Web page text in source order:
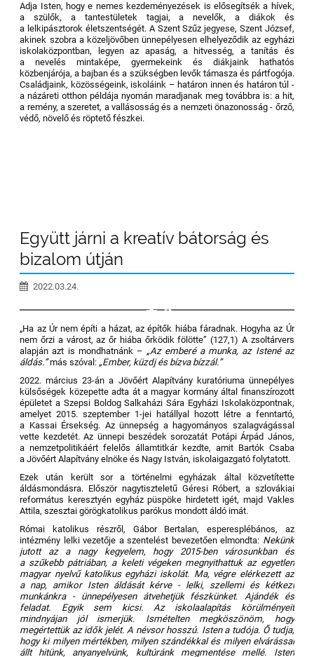
Adja Isten, hogy e nemes kezdeményezések is elősegítsék a hívek,
a szülők, a tantestületek tagjai, a nevelők, a diákok és
a lelkipásztorok életszentségét. A Szent Szűz jegyese, Szent József,
akinek szobra a közeljövőben ünnepélyesen elhelyeződik az egyházi
iskolaközpontban, legyen az apaság, a hitvesség, a tanítás és
a nevelés mintaképe, gyermekeink és diákjaink hathatós
közbenjárója, a bajban és a szükségben levők támasza és pártfogója.
Családjaink, közösségeink, iskoláink – határon innen és határon túl -
a názáreti otthon példája nyomán maradjanak meg továbbra is: a hit,
a remény, a szeretet, a vallásosság és a nemzeti önazonosság - őrző,
védő, növelő és röptető fészkei.
Együtt járni a kreatív bátorság és
bizalom útján
2022.03.24.
3
„Ha az Úr nem építi a házat, az építők hiába fáradnak. Hogyha az Úr
nem őrzi a várost, az őr hiába őrködik fölötte” (127,1) A zsoltárvers
alapján azt is mondhatnánk – „Az emberé a munka, az Istené az
áldás.”más szóval: „Ember, küzdj és bízva bízzál.”
2022. március 23-án a Jövőért Alapítvány kuratóriuma ünnepélyes
külsőségek közepette adta át a magyar kormány által finanszírozott
épületet a Szepsi Boldog Salkaházi Sára Egyházi Iskolaközpontnak,
amelyet 2015. szeptember 1-jei hatállyal hozott létre a fenntartó,
a Kassai Érsekség. Az ünnepség a hagyományos szalagvágással
vette kezdetét. Az ünnepi beszédek sorozatát Potápi Árpád János,
a nemzetpolitikáért felelős államtitkár kezdte, amit Bartók Csaba
a Jövőért Alapítvány elnöke és Nagy István, iskolaigazgató folytatott.
Ezek után került sor a történelmi egyházak által közvetítette
áldásmondásra. Először nagytiszteletű Géresi Róbert, a szlovákiai
református keresztyén egyház püspöke hirdetett igét, majd Vakles
Attila, szesztai görögkatolikus parókus mondott áldó imát.
Római katolikus részről, Gábor Bertalan, esperesplébános, az
intézmény lelki vezetője a szentelést bevezetően elmondta: Nekünk
jutott az a nagy kegyelem, hogy 2015-ben városunkban és
a szűkebb pátriában, a keleti végeken megnyithattuk az egyetlen
magyar nyelvű katolikus egyházi iskolát. Ma, végre elérkezett az
a nap, amikor Isten áldását kérve - lelki, szellemi és kétkezi
munkánkra - ünnepélyesen átvehetjük fészkünket. Ajándék és
feladat. Egyik sem kicsi. Az iskolaalapítás körülményeit
mindnyájan jól ismerjük. Ismételten megköszönöm, hogy
megértettük az idők jelét. A névsor hosszú. Isten a tudója. Ő tudja,
hogy ki milyen mértékben, milyen szándékkal és milyen elvárással
állt hitünk, anyanyelvünk, kultúránk megmentése mellé. Isten